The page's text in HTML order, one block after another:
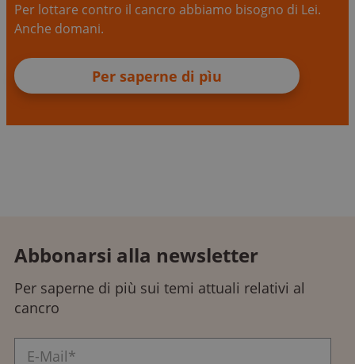
Per lottare contro il cancro abbiamo bisogno di Lei.
Anche domani.
Per saperne di pìu
Abbonarsi alla newsletter
Per saperne di più sui temi attuali relativi al
cancro